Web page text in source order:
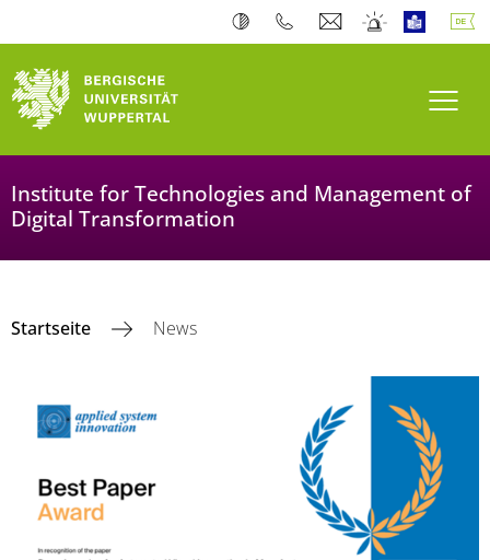
Institute for Technologies and Management of
Digital Transformation
Startseite News